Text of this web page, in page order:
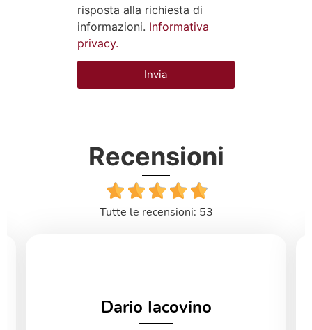
risposta alla richiesta di
informazioni. Informativa
privacy.
Invia
Recensioni
Tutte le recensioni: 53
Dario Iacovino